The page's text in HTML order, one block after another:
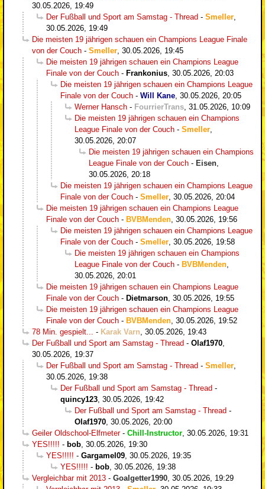
30.05.2026, 19:49
Der Fußball und Sport am Samstag - Thread - Smeller
30.05.2026, 19:49
Die meisten 19 jährigen schauen ein Champions League Finale
von der Couch - Smeller 30.05.2026, 19:45
Die meisten 19 jährigen schauen ein Champions League
Finale von der Couch - Frankonius 30.05.2026, 20:03
Die meisten 19 jährigen schauen ein Champions League
Finale von der Couch - Will Kane 30.05.2026, 20:05
Werner Hansch - FourrierTrans 31.05.2026, 10:09
Die meisten 19 jährigen schauen ein Champions
League Finale von der Couch - Smeller
30.05.2026, 20:07
Die meisten 19 jährigen schauen ein Champions
League Finale von der Couch - Eisen
30.05.2026, 20:18
Die meisten 19 jährigen schauen ein Champions League
Finale von der Couch - Smeller 30.05.2026, 20:04
Die meisten 19 jährigen schauen ein Champions League
Finale von der Couch - BVBMenden 30.05.2026, 19:56
Die meisten 19 jährigen schauen ein Champions League
Finale von der Couch - Smeller 30.05.2026, 19:58
Die meisten 19 jährigen schauen ein Champions
League Finale von der Couch - BVBMenden
30.05.2026, 20:01
Die meisten 19 jährigen schauen ein Champions League
Finale von der Couch - Dietmarson 30.05.2026, 19:55
Die meisten 19 jährigen schauen ein Champions League
Finale von der Couch - BVBMenden 30.05.2026, 19:52
78 Min. gespielt...
- Karak Varn 30.05.2026, 19:43
Der Fußball und Sport am Samstag - Thread - Olaf1970
30.05.2026, 19:37
Der Fußball und Sport am Samstag - Thread - Smeller
30.05.2026, 19:38
Der Fußball und Sport am Samstag - Thread -
quincy123 30.05.2026, 19:42
Der Fußball und Sport am Samstag - Thread -
Olaf1970 30.05.2026, 20:00
Geiler Oldschool-Elfmeter- Chill-Instructor 30.05.2026, 19:31
YES!!!!! - bob 30.05.2026, 19:30
YES!!!!! - Gargamel09 30.05.2026, 19:35
YES!!!!! - bob 30.05.2026, 19:38
Vergleichbar mit 2013 - Goalgetter1990 30.05.2026, 19:29